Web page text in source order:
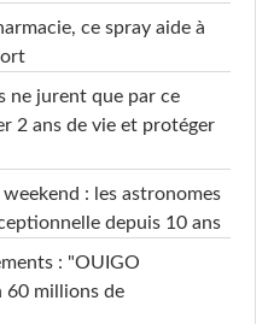
ce spray aide à
ne jurent que par ce
2 ans de vie et protéger
: les astronomes
depuis 10 ans
: "OUIGO
60 millions de